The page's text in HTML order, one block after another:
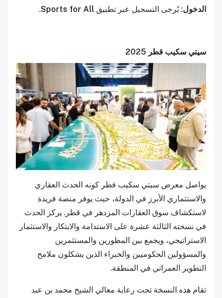
الدخول: يُرجى التسجيل عبر تطبيق Sports for All
.
سيتي سكيب قطر 2025
يواصل معرض سيتي سكيب قطر كونه الحدث العقاري
والاستثماري الأبرز في الدولة، حيث يوفر منصة فريدة
لاستكشاف سوق العقارات المزدهر في قطر. يركز الحدث
في نسخته الثالثة عشرة على الاستدامة والابتكار والاستثمار
الاستراتيجي، ويجمع بين المطورين والمستثمرين
والمسؤولين الحكوميين والخبراء الذين يشكلون ملامح
التطوير العمراني في المنطقة.
تقام هذه النسخة تحت رعاية معالي الشيخ محمد بن عبد